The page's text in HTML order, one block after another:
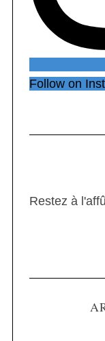
Follow on
Restez à